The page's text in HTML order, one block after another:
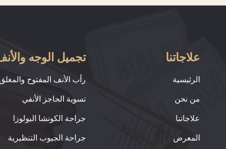
علاجاتنا
الرئيسية
من نحن
علاجاتنا
المعرض
تجميل الوجه
رأب الأنف المفتوح
تسوية الحاجز الأنفي
جراحة الكونشا البولوزا
جراحة الجيوب التنظيرية